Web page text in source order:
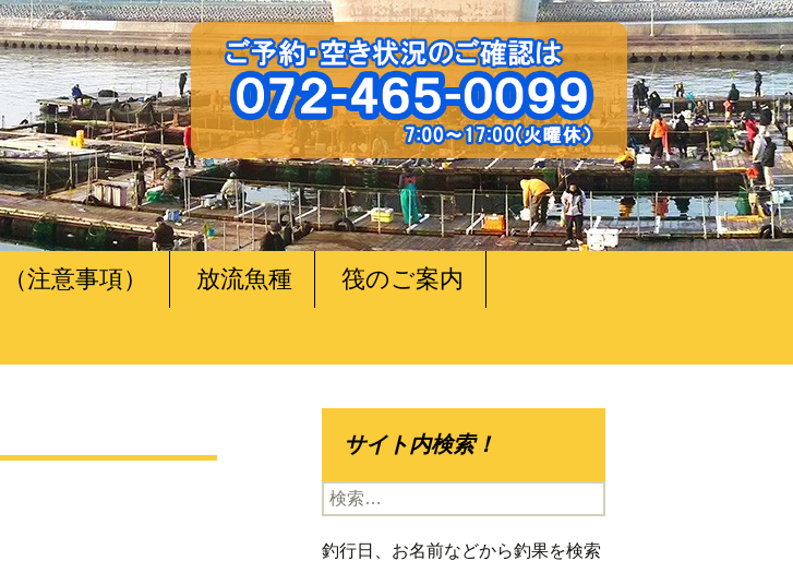
注意事項） 放流魚種 筏のご案内
サイト内検索！
検
索:
釣行日、お名前などから釣果を検索